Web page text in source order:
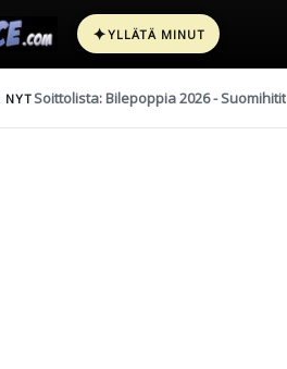
✦YLLÄTÄ MINUT
NYTSoittolista: Bilepoppia 2026 - Suomihitit